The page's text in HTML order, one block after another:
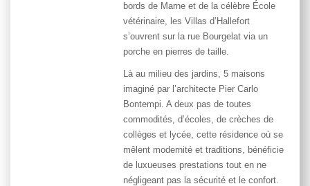
bords de Marne et de la célèbre École
vétérinaire, les Villas d’Hallefort
s’ouvrent sur la rue Bourgelat via un
porche en pierres de taille.
Là au milieu des jardins, 5 maisons
imaginé par l’architecte Pier Carlo
Bontempi. A deux pas de toutes
commodités, d’écoles, de crèches de
collèges et lycée, cette résidence où se
mêlent modernité et traditions, bénéficie
de luxueuses prestations tout en ne
négligeant pas la sécurité et le confort.